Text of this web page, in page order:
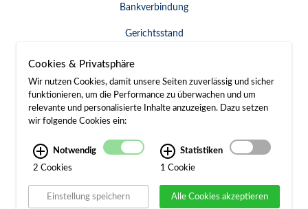
Bankverbindung
Gerichtsstand
Widerruf erklären
SERVICE & KONTAKT
Besuch / Anfahrt
Kontakt
Cookies & Privatsphäre
Wir nutzen Cookies, damit unsere Seiten zuverlässig und sicher
funktionieren, um die Performance zu überwachen und um
relevante und personalisierte Inhalte anzuzeigen. Dazu setzen
wir folgende Cookies ein:
Notwendig
2 Cookies
Statistiken
1 Cookie
Einstellung speichern Alle Cookies akzeptieren